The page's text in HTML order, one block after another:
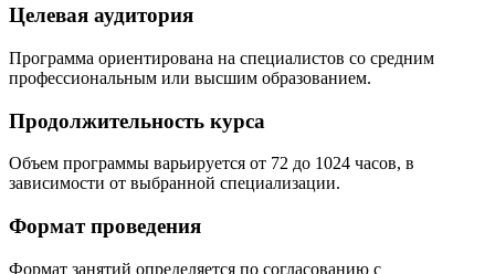
Целевая аудитория
Программа ориентирована на специалистов со средним
профессиональным или высшим образованием.
Продолжительность курса
Объем программы варьируется от 72 до 1024 часов, в
зависимости от выбранной специализации.
Формат проведения
Формат занятий определяется по согласованию с